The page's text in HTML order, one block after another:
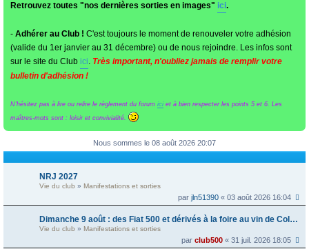
Retrouvez toutes "nos dernières sorties en images" ici.
- Adhérer au Club ! C'est toujours le moment de renouveler votre adhésion
(valide du 1er janvier au 31 décembre) ou de nous rejoindre. Les infos sont
sur le site du Club ici. Très important, n'oubliez jamais de remplir votre
bulletin d'adhésion !
N'hésitez pas à lire ou relire le règlement du forum ici et à bien respecter les points 5 et 6. Les
maîtres-mots sont : loisir et convivialité.
Nous sommes le 08 août 2026 20:07
NRJ 2027
Vie du club » Manifestations et sorties
parjln51390 « 03 août 2026 16:04
Dimanche 9 août : des Fiat 500 et dérivés à la foire au vin de Colmar
Vie du club » Manifestations et sorties
parclub500 « 31 juil. 2026 18:05